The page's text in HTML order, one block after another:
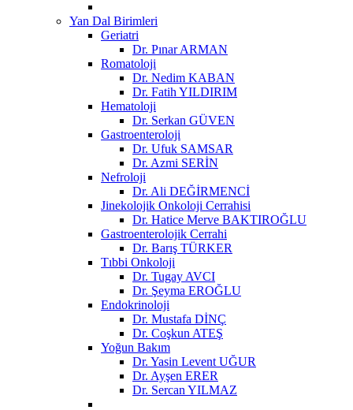
Yan Dal Birimleri
Geriatri
Dr. Pınar ARMAN
Romatoloji
Dr. Nedim KABAN
Dr. Fatih YILDIRIM
Hematoloji
Dr. Serkan GÜVEN
Gastroenteroloji
Dr. Ufuk SAMSAR
Dr. Azmi SERİN
Nefroloji
Dr. Ali DEĞİRMENCİ
Jinekolojik Onkoloji Cerrahisi
Dr. Hatice Merve BAKTIROĞLU
Gastroenterolojik Cerrahi
Dr. Barış TÜRKER
Tıbbi Onkoloji
Dr. Tugay AVCI
Dr. Şeyma EROĞLU
Endokrinoloji
Dr. Mustafa DİNÇ
Dr. Coşkun ATEŞ
Yoğun Bakım
Dr. Yasin Levent UĞUR
Dr. Ayşen ERER
Dr. Sercan YILMAZ